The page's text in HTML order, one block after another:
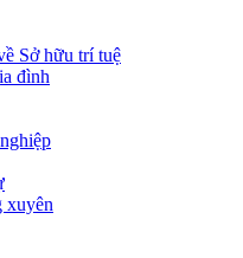
Sở hữu trí tuệ
đình
xuyên